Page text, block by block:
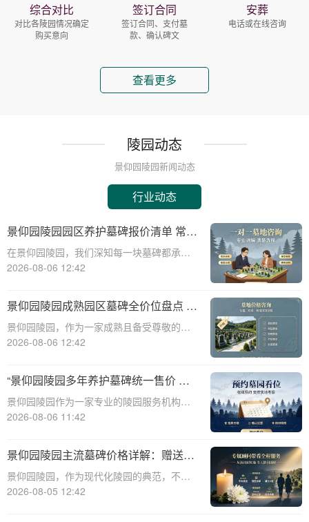
综合对比
对比各陵园情况确定
购买意向
签订合同
签订合同、支付墓
款、确认碑文
安葬
电话或在线咨询
查看更多
陵园动态
景仰园陵园新闻动态
行业动态
景仰园陵园园区养护墓碑报价清单 常态
化保洁无需额外付费详解
在景仰园陵园，我们深知每一块墓碑都承载
着对逝者的深深敬意和对生者的无尽思念。
务，确保每一处都保持庄严肃穆与整洁美
观。本文将详细解析景仰园陵园园区养护墓
碑的报价清单
2026-08-06 12:42
景仰园陵园成熟园区墓碑全价位盘点 老
客户续费叠加福利详解
景仰园陵园，作为一家成熟且备受尊敬的陵
园，一直致力于为用户提供高质量的服务和
成熟园区的墓碑全价位，并深入解析老客户
续费叠加福利，旨在为有需求的用户提供全
面、有价值
2026-08-06 12:42
“景仰园陵园多年养护墓碑统一售价 老
带新双方共享优惠 详解费用与福利政
策”
景仰园陵园作为一家专业的陵园服务机构，
多年来一直致力于为逝者提供高质量的安息
多服务中，墓碑的养护与维护是景仰园陵园
非常重要的一环。为了确保墓碑的长期美观
与稳固，景
2026-08-06 11:42
景仰园陵园主流墓碑价格详解：赠送常
年保洁养护及福利活动全解析
景仰园陵园，作为现代化陵园的典范，不仅
为逝者营造庄重肃穆的安息之所，也为生者
2026-08-05 12:42